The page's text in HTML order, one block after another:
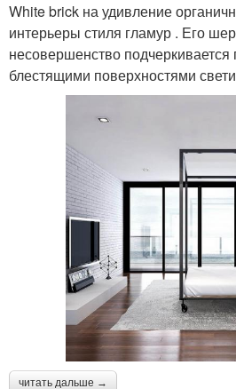
White brick на удивление
интерьеры стиля гламур . Его
несовершенство подчеркивается
блестящими поверхностями
читать дальше →